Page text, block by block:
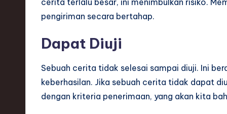
cerita terlalu besar, ini menimbulkan risiko.
pengiriman secara bertahap.
Dapat Diuji
Sebuah cerita tidak selesai sampai diuji. Ini
keberhasilan. Jika sebuah cerita tidak dapat
dengan kriteria penerimaan, yang akan kita